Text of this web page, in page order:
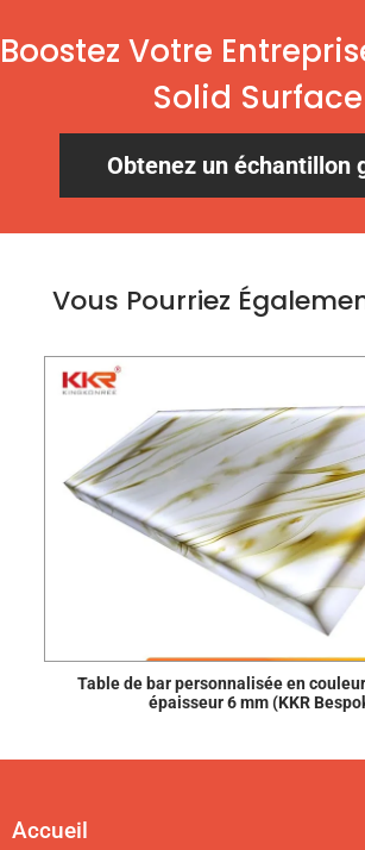
Boostez Votre
Solid
Obtenez un échantillon
Vous Pourriez
Table de bar personnalisée en
épaisseur 6 mm (KKR
Accueil